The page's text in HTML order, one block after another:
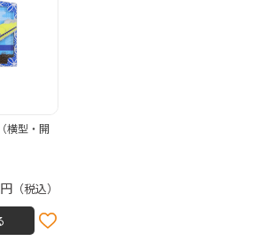
横型・開
（税込）